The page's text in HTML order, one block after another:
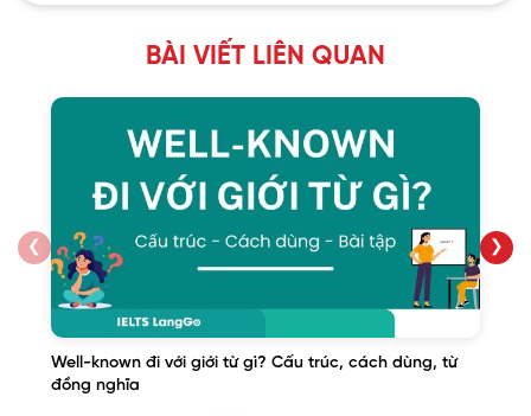
BÀI VIẾT LIÊN QUAN
❮
Well-known đi với giới từ gì? Cấu trúc, cách dùng, từ
đồng nghĩa
❯